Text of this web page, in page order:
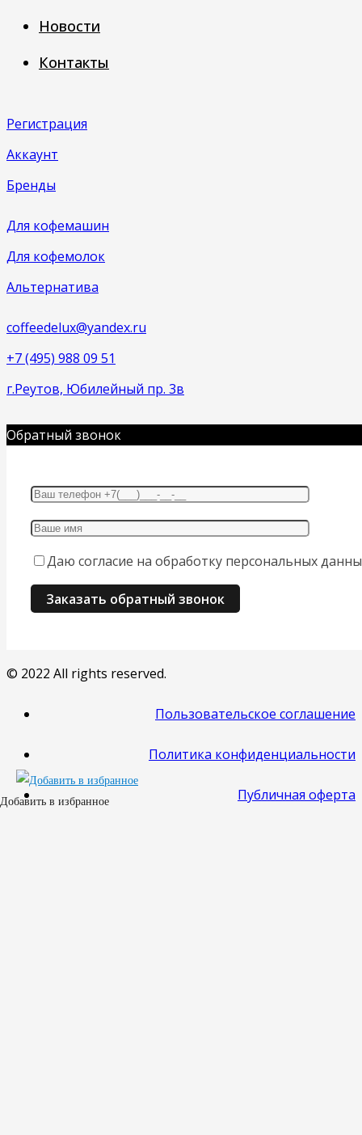
Добавить в избранное
Новости
Контакты
Регистрация
Аккаунт
Бренды
Для кофемашин
Для кофемолок
Альтернатива
coffeedelux@yandex.ru
+7 (495) 988 09 51
г.Реутов, Юбилейный пр. 3в
Обратный звонок
Даю согласие на обработку персональных
© 2022 All rights reserved.
Пользовательское соглашение
Политика конфиденциальности
Публичная оферта